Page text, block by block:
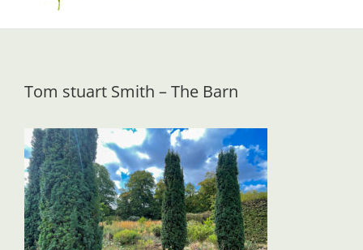
Tom stuart Smith – The Barn